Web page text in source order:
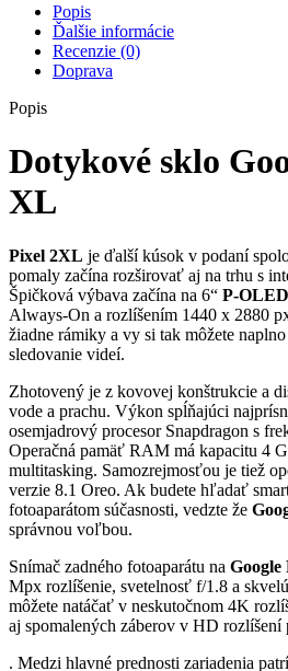
Popis
Ďalšie informácie
Recenzie (0)
Doprava
Popis
Dotykové sklo
XL
Pixel 2XL je ďalší kúsok v podaní
pomaly začína rozširovať aj na trhu s
Špičková výbava začína na 6“ P-
Always-On a rozlíšením 1440 x 2880
žiadne rámiky a vy si tak môžete
sledovanie videí.
Zhotovený je z kovovej konštrukcie a
vode a prachu. Výkon spĺňajúci
osemjadrový procesor Snapdragon s
Operačná pamäť RAM má kapacitu 4
multitasking. Samozrejmosťou je tiež
verzie 8.1 Oreo. Ak budete hľadať
fotoaparátom súčasnosti, vedzte že
správnou voľbou.
Snímač zadného fotoaparátu na Google
Mpx rozlíšenie, svetelnosť f/1.8 a
môžete natáčať v neskutočnom 4K
aj spomalených záberov v HD rozlíšení
. Medzi hlavné prednosti zariadenia